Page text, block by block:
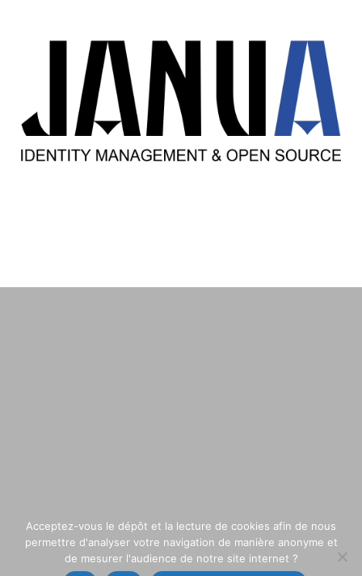
Acceptez-vous le dépôt et la lecture de cookies afin de nous
permettre d'analyser votre navigation de manière anonyme et
de mesurer l'audience de notre site internet ?